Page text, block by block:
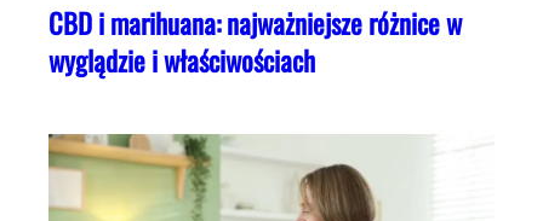
CBD i marihuana: najważniejsze różnice w
wyglądzie i właściwościach